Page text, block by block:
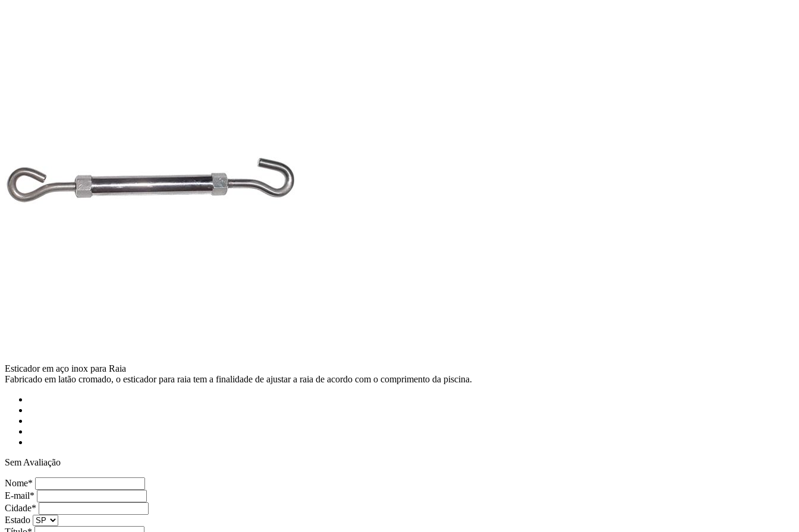
Esticador em aço inox para Raia
Fabricado em latão cromado, o esticador para raia tem a finalidade de ajustar a raia de acordo com o comprimento da piscina.
Sem Avaliação
Nome*
E-mail*
Cidade*
Estado